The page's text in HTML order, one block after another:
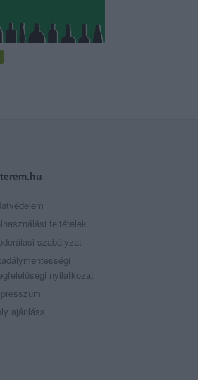
feltételek
szabályzat
nyilatkozat
ajánlása